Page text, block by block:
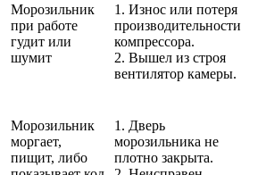
Морозильник
при работе
гудит или
шумит
1. Износ или потеря
производительности
компрессора.
2. Вышел из строя
вентилятор камеры.
Морозильник
моргает,
пищит, либо
1. Дверь
морозильника не
плотно закрыта.